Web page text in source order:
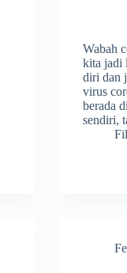
Wabah
kita jadi
diri dan
virus
berada
sendiri,